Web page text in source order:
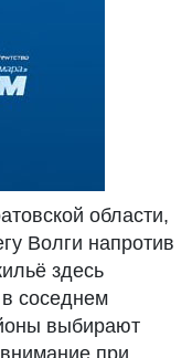
области,
Волги напротив
здесь
соседнем
выбирают
при